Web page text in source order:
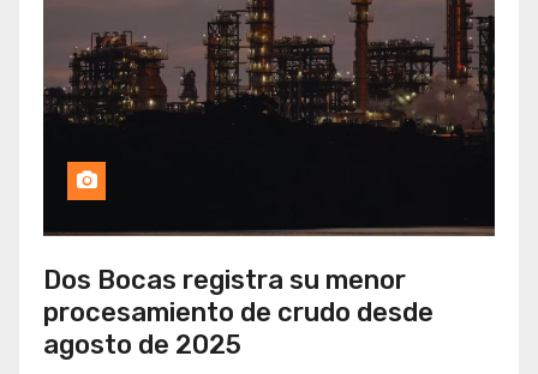
Dos Bocas registra su menor
procesamiento de crudo desde
agosto de 2025